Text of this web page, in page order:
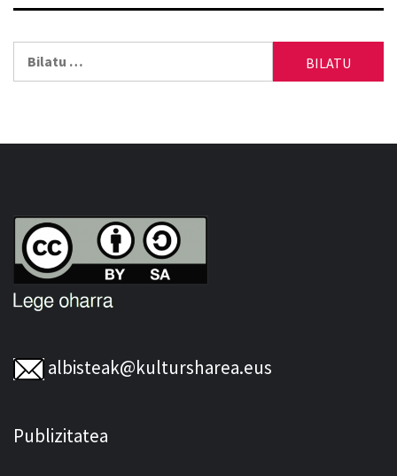
albisteak@kultursharea.eus
Publizitatea